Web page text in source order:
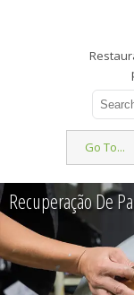
Go To...
Recuperação De